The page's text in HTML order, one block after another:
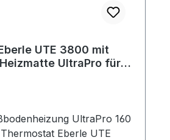
UTE 3800 mit
UltraPro für
UltraPro 160
Eberle UTE